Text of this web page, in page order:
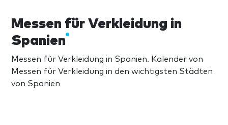
Messen für Verkleidung in
Spanien
Messen für Verkleidung in Spanien. Kalender von
Messen für Verkleidung in den wichtigsten Städten
von Spanien